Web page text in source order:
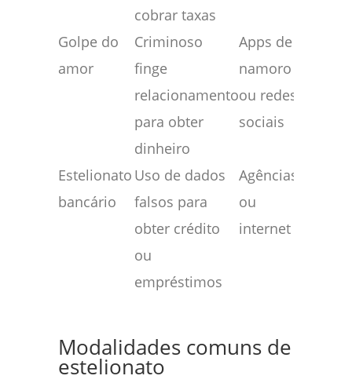
cobrar taxas
Golpe do
amor
Criminoso
finge
relacionamento
para obter
dinheiro
Apps de
namoro
ou redes
sociais
Estelionato
bancário
Uso de dados
falsos para
obter crédito
ou
empréstimos
Agências
ou
internet
Modalidades comuns de
estelionato